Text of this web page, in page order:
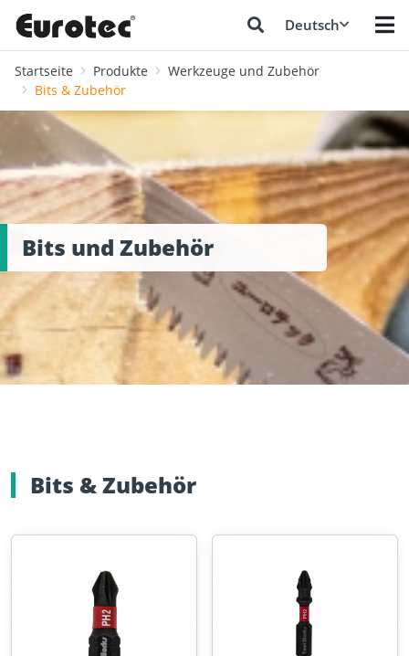
Deutsch
Startseite Produkte
Werkzeuge und Zubehör
Bits & Zubehör
Bits und Zubehör
Bits & Zubehör